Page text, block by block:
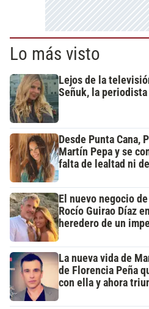
Lo más visto
Lejos de la
Señuk, la periodista
Desde Punta Cana,
Martín Pepa y se
falta de lealtad ni
El nuevo negocio
Rocío Guirao Díaz
heredero de un
La nueva vida de
de Florencia Peña
con ella y ahora